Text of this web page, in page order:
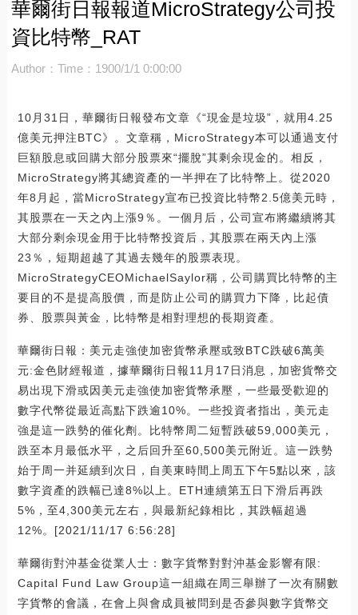
華爾街日報報道MicroStrategy公司投
資比特幣_RAT
Author： Time：1900/1/1 0:00:00
10月31日，華爾街日報發布文章《“現金是垃圾”，就用4.25
億美元押注BTC》。文章稱，MicroStrategy本可以通過支付
巨額股息或回購大部分股票來“擺脫”其剩余現金的。相反，
MicroStrategy將其總資產的一半押在了比特幣上。從2020
年8月起，當MicroStrategy宣布已投資比特幣2.5億美元時，
其股票在一天之內上漲9％。一個月后，公司宣布將繼續將其
大部分剩余現金用于比特幣投資后，其股票在兩天內上漲
23％，短期超越了其過去幾年的股票表現。
MicroStrategyCEOMichaelSaylor稱，公司購買比特幣的主
要目的不是提高股價，而是防止公司的購買力下降，比起債
券、股票與黃金，比特幣是相對理想的長期資產。
華爾街日報：美元走強使加密貨幣承壓或致BTC跌破6萬美
元:金色財經報道，據華爾街日報11月17日消息，加密貨幣交
易出現下滑或因美元走強使加密貨幣承壓，一些最受歡迎的
數字代幣從最近高點下跌逾10%。一些投資者指出，美元走
強是這一跌勢的催化劑。比特幣周二短暫跌破59,000美元，
跌至本月最低水平，之后回升至60,500美元附近。這一跌勢
始于周一并延續到次日，自美東時間上周五下午5點以來，該
數字資產的跌幅已達8%以上。ETH連續第五日下滑后再跌
5%，至4,300美元左右，與最新紀錄相比，其跌幅超過
12%。[2021/11/17 6:56:28]
華爾街對沖基金從業人士：數字貨幣對對沖基金影響有限:
Capital Fund Law Group這一組織在周三舉辦了一次有關數
字貨幣的會議，在會上與會成員被問到是否參與數字貨幣交